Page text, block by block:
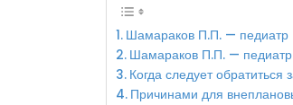
Шамараков П.П. — педиатр
Шамараков П.П. — педиатр
Когда следует
Причинами для